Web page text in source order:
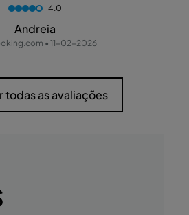
4.0
Andreia
• 11-02-2026
todas as avaliações